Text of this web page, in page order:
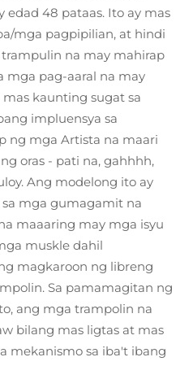
edad 48 pataas. Ito ay mas
mga pagpipilian, at hindi
na may mahirap
mga pag-aaral na may
kaunting sugat sa
impluensya sa
ng mga Artista na maari
oras - pati na, gahhhh,
Ang modelong ito ay
sa mga gumagamit na
maaaring may mga isyu
muskle dahil
magkaroon ng libreng
Sa pamamagitan ng
ang mga trampolin na
bilang mas ligtas at mas
mekanismo sa iba't ibang